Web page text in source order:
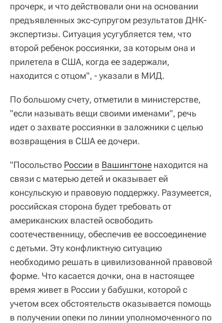
прочерк, и что действовали они на основании
предъявленных экс-супругом результатов ДНК-
экспертизы. Ситуация усугубляется тем, что
второй ребенок россиянки, за которым она и
прилетела в США, когда ее задержали,
находится с отцом", - указали в МИД.
По большому счету, отметили в министерстве,
"если называть вещи своими именами", речь
идет о захвате россиянки в заложники с целью
возвращения в США ее дочери.
"Посольство России в Вашингтоне находится на
связи с матерью детей и оказывает ей
консульскую и правовую поддержку. Разумеется,
российская сторона будет требовать от
американских властей освободить
соотечественницу, обеспечив ее воссоединение
с детьми. Эту конфликтную ситуацию
необходимо решать в цивилизованной правовой
форме. Что касается дочки, она в настоящее
время живет в России у бабушки, которой с
учетом всех обстоятельств оказывается помощь
в получении опеки по линии уполномоченного по